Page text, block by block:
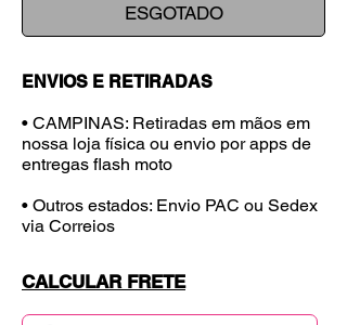
ESGOTADO
ENVIOS E RETIRADAS
• CAMPINAS: Retiradas em mãos em
nossa loja física ou envio por apps de
entregas flash moto
• Outros estados: Envio PAC ou Sedex
via Correios
CALCULAR FRETE